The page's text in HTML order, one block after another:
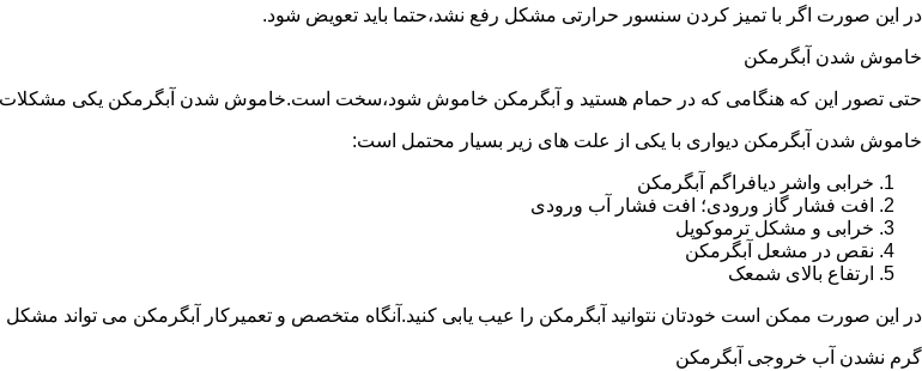
در این صورت اگر با تمیز کردن سنسور حرارتی مشکل رفع نشد،حتما باید تعویض شود.
خاموش شدن آبگرمکن
حتی تصور این که هنگامی که در حمام هستید و آبگرمکن خاموش شود،سخت است.خاموش شدن آبگرمکن یکی مشکلات
خاموش شدن آبگرمکن دیواری با یکی از علت های زیر بسیار محتمل است:
خرابی واشر دیافراگم آبگرمکن
افت فشار گاز ورودی؛ افت فشار آب ورودی
خرابی و مشکل ترموکوپل
نقص در مشعل آبگرمکن
ارتفاع بالای شمعک
در این صورت ممکن است خودتان نتوانید آبگرمکن را عیب یابی کنید.آنگاه متخصص و تعمیرکار آبگرمکن می تواند
گرم نشدن آب خروجی آبگرمکن